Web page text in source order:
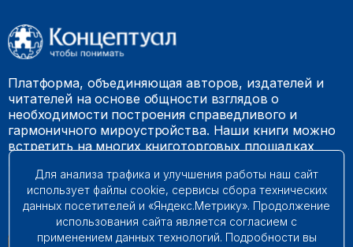
Платформа, объединяющая авторов, издателей и
читателей на основе общности взглядов о
необходимости построения справедливого и
гармоничного мироустройства. Наши книги можно
встретить на многих книготорговых площадках
© 2009 – 2026. Все права защищены.
Для анализа трафика и улучшения работы наш сайт
использует файлы cookie, сервисы сбора технических
данных посетителей и «Яндекс.Метрику». Продолжение
использования сайта является согласием с
применением данных технологий. Подробности вы